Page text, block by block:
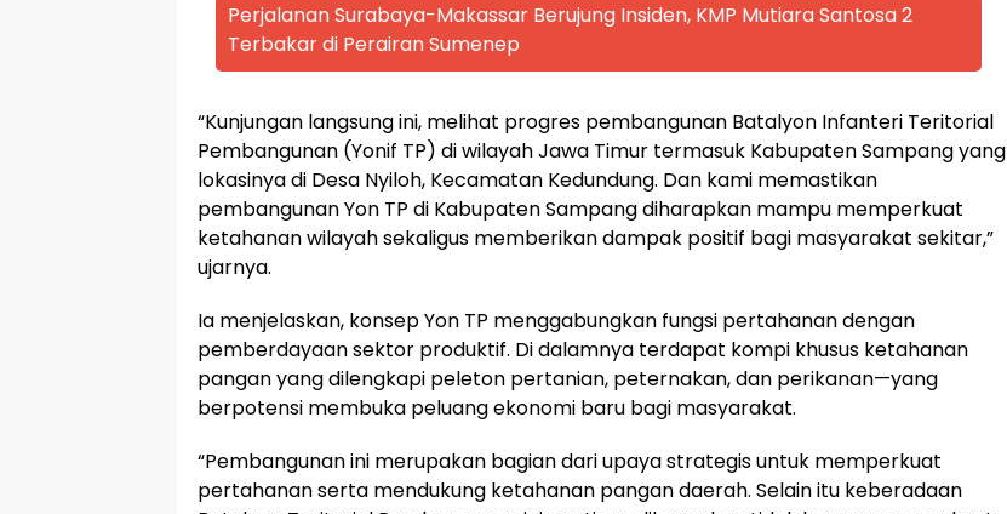
Perjalanan Surabaya-Makassar Berujung Insiden, KMP Mutiara Santosa 2
Terbakar di Perairan Sumenep
“Kunjungan langsung ini, melihat progres pembangunan Batalyon Infanteri Teritorial
Pembangunan (Yonif TP) di wilayah Jawa Timur termasuk Kabupaten Sampang yang
lokasinya di Desa Nyiloh, Kecamatan Kedundung. Dan kami memastikan
pembangunan Yon TP di Kabupaten Sampang diharapkan mampu memperkuat
ketahanan wilayah sekaligus memberikan dampak positif bagi masyarakat sekitar,”
ujarnya.
Ia menjelaskan, konsep Yon TP menggabungkan fungsi pertahanan dengan
pemberdayaan sektor produktif. Di dalamnya terdapat kompi khusus ketahanan
pangan yang dilengkapi peleton pertanian, peternakan, dan perikanan—yang
berpotensi membuka peluang ekonomi baru bagi masyarakat.
“Pembangunan ini merupakan bagian dari upaya strategis untuk memperkuat
pertahanan serta mendukung ketahanan pangan daerah. Selain itu keberadaan